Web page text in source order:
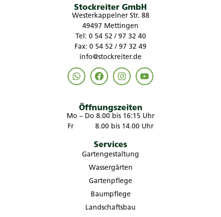
Stockreiter GmbH
Westerkappelner Str. 88
49497 Mettingen
Tel: 0 54 52 / 97 32 40
Fax: 0 54 52 / 97 32 49
info@stockreiter.de
Öffnungszeiten
Mo – Do 8.00 bis 16:15 Uhr
Fr 8.00 bis 14.00 Uhr
Services
Gartengestaltung
Wassergärten
Gartenpflege
Baumpflege
Landschaftsbau